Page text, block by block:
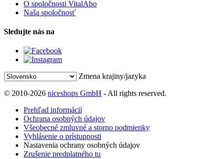
O spoločnosti VitalAbo
Naša spoločnosť
Sledujte nás na
Zmena krajiny/jazyka
© 2010-2026 niceshops GmbH - All rights reserved.
Prehľad informácií
Ochrana osobných údajov
Všeobecné zmluvné a storno podmienky
Vyhlásenie o prístupnosti
Nastavenia ochrany osobných údajov
Zrušenie predplatného tu